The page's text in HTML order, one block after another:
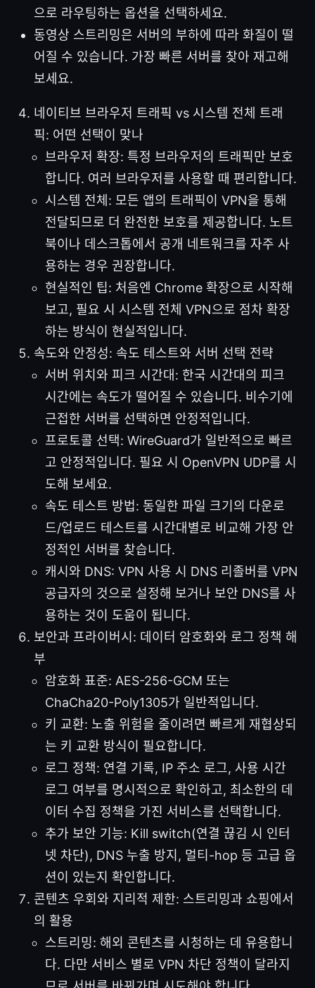
으로 라우팅하는 옵션을 선택하세요.
동영상 스트리밍은 서버의 부하에 따라 화질이 떨
어질 수 있습니다. 가장 빠른 서버를 찾아 재고해
보세요.
네이티브 브라우저 트래픽 vs 시스템 전체 트래
픽: 어떤 선택이 맞나
브라우저 확장: 특정 브라우저의 트래픽만 보호
합니다. 여러 브라우저를 사용할 때 편리합니다.
시스템 전체: 모든 앱의 트래픽이 VPN을 통해
전달되므로 더 완전한 보호를 제공합니다. 노트
북이나 데스크톱에서 공개 네트워크를 자주 사
용하는 경우 권장합니다.
현실적인 팁: 처음엔 Chrome 확장으로 시작해
보고, 필요 시 시스템 전체 VPN으로 점차 확장
하는 방식이 현실적입니다.
속도와 안정성: 속도 테스트와 서버 선택 전략
서버 위치와 피크 시간대: 한국 시간대의 피크
시간에는 속도가 떨어질 수 있습니다. 비수기에
근접한 서버를 선택하면 안정적입니다.
프로토콜 선택: WireGuard가 일반적으로 빠르
고 안정적입니다. 필요 시 OpenVPN UDP를 시
도해 보세요.
속도 테스트 방법: 동일한 파일 크기의 다운로
드/업로드 테스트를 시간대별로 비교해 가장 안
정적인 서버를 찾습니다.
캐시와 DNS: VPN 사용 시 DNS 리졸버를 VPN
공급자의 것으로 설정해 보거나 보안 DNS를 사
용하는 것이 도움이 됩니다.
보안과 프라이버시: 데이터 암호화와 로그 정책 해
부
암호화 표준: AES-256-GCM 또는
ChaCha20-Poly1305가 일반적입니다.
키 교환: 노출 위험을 줄이려면 빠르게 재협상되
는 키 교환 방식이 필요합니다.
로그 정책: 연결 기록, IP 주소 로그, 사용 시간
로그 여부를 명시적으로 확인하고, 최소한의 데
이터 수집 정책을 가진 서비스를 선택합니다.
추가 보안 기능: Kill switch(연결 끊김 시 인터
넷 차단), DNS 누출 방지, 멀티-hop 등 고급 옵
션이 있는지 확인합니다.
콘텐츠 우회와 지리적 제한: 스트리밍과 쇼핑에서
의 활용
스트리밍: 해외 콘텐츠를 시청하는 데 유용합니
다. 다만 서비스 별로 VPN 차단 정책이 달라지